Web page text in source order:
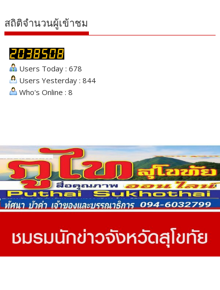
สถิติจำนวนผู้เข้าชม
Users Today : 678
Users Yesterday : 844
Who's Online : 8